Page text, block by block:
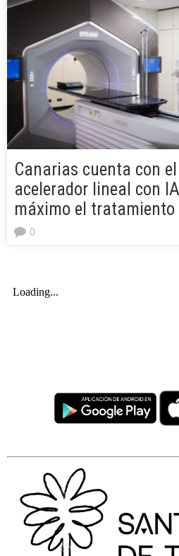
Canarias cuenta con
acelerador lineal con
máximo el
0